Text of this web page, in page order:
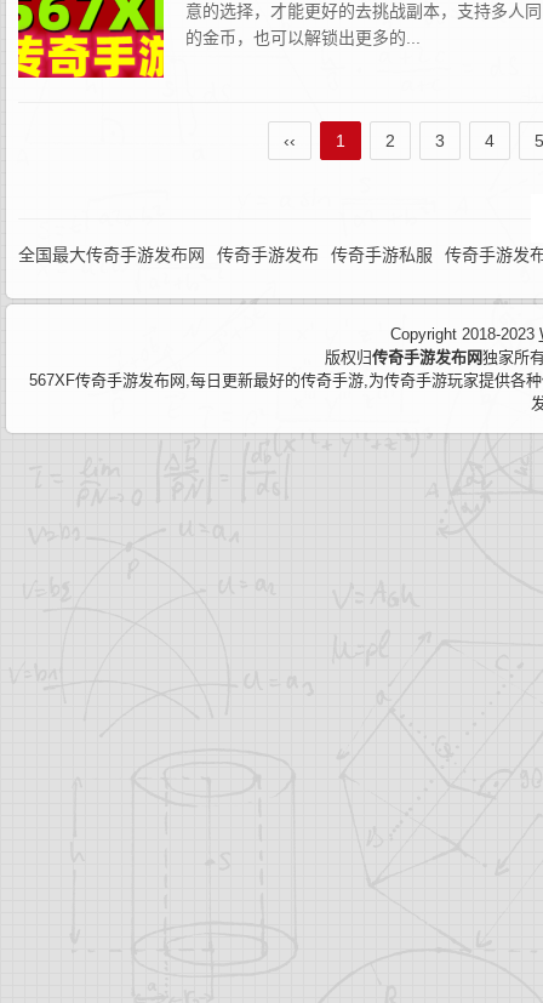
意的选择，才能更好的去挑战副本，支持多人
的金币，也可以解锁出更多的...
‹‹ 1 2 3 4 5
全国最大传奇手游发布网 传奇手游发布 传奇手游私服 传奇手游发
Copyright 2018-2023
版权归传奇手游发布网独家所
567XF传奇手游发布网,每日更新最好的传奇手游,为传奇手游玩家提供各